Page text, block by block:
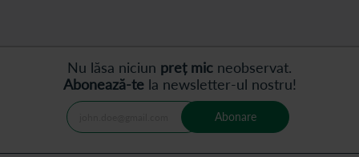
Nu lăsa niciun preț mic neobservat.
Abonează-tela newsletter-ul nostru!
Abonare